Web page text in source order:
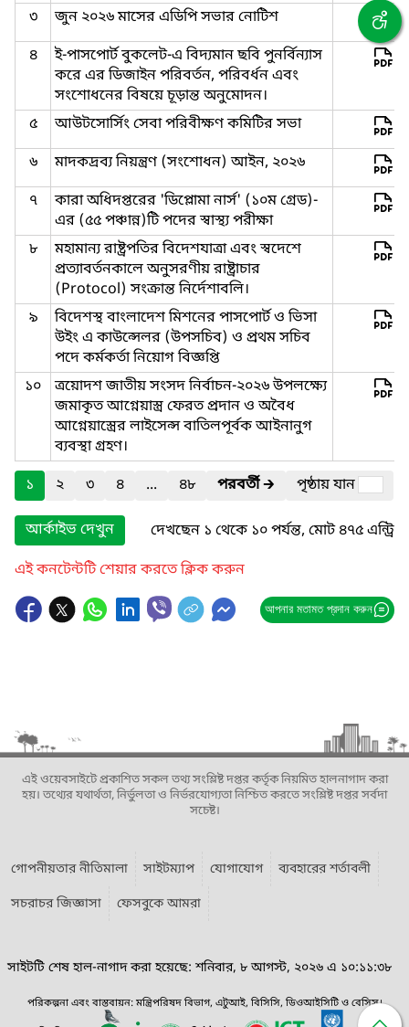
৩
জুন ২০২৬ মাসের এডিপি সভার নোটিশ
৪
ই-পাসপোর্ট বুকলেট-এ বিদ্যমান ছবি পুনর্বিন্যাস
করে এর ডিজাইন পরিবর্তন, পরিবর্ধন এবং
সংশোধনের বিষয়ে চূড়ান্ত অনুমোদন।
৫
আউটসোর্সিং সেবা পরিবীক্ষণ কমিটির সভা
৬
মাদকদ্রব্য নিয়ন্ত্রণ (সংশোধন) আইন, ২০২৬
৭
কারা অধিদপ্তরের 'ডিপ্লোমা নার্স' (১০ম গ্রেড)-
এর (৫৫ পঞ্চান্ন)টি পদের স্বাস্থ্য পরীক্ষা
৮
মহামান্য রাষ্ট্রপতির বিদেশযাত্রা এবং স্বদেশে
প্রত্যাবর্তনকালে অনুসরণীয় রাষ্ট্রাচার
(Protocol) সংক্রান্ত নির্দেশাবলি।
৯
বিদেশস্থ বাংলাদেশ মিশনের পাসপোর্ট ও ভিসা
উইং এ কাউন্সেলর (উপসচিব) ও প্রথম সচিব
পদে কর্মকর্তা নিয়োগ বিজ্ঞপ্তি
১০
ত্রয়োদশ জাতীয় সংসদ নির্বাচন-২০২৬ উপলক্ষ্যে
জমাকৃত আগ্নেয়াস্ত্র ফেরত প্রদান ও অবৈধ
আগ্নেয়াস্ত্রের লাইসেন্স বাতিলপূর্বক আইনানুগ
ব্যবস্থা গ্রহণ।
১
২ ৩ ৪ ... ৪৮ পরবর্তী🡲 পৃষ্ঠায় যান
আর্কাইভ দেখুন
দেখছেন ১ থেকে ১০ পর্যন্ত, মোট ৪৭৫ এন্ট্রি
এই কনটেন্টটি শেয়ার করতে ক্লিক করুন
আপনার মতামত প্রদান করুন
এই ওয়েবসাইটে প্রকাশিত সকল তথ্য সংশ্লিষ্ট দপ্তর কর্তৃক নিয়মিত হালনাগাদ করা
হয়। তথ্যের যথার্থতা, নির্ভুলতা ও নির্ভরযোগ্যতা নিশ্চিত করতে সংশ্লিষ্ট দপ্তর সর্বদা
সচেষ্ট।
গোপনীয়তার নীতিমালা সাইটম্যাপ যোগাযোগ
ব্যবহারের শর্তাবলী
সচরাচর জিজ্ঞাসা
ফেসবুকে আমরা
সাইটটি শেষ হাল-নাগাদ করা হয়েছে: শনিবার, ৮ আগস্ট, ২০২৬ এ ১০:১১:৩৮
পরিকল্পনা এবং বাস্তবায়ন: মন্ত্রিপরিষদ বিভাগ, এটুআই, বিসিসি, ডিওআইসিটি ও বেসিস।